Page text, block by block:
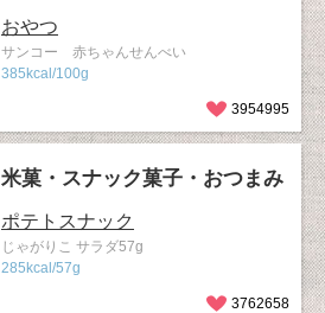
おやつ
サンコー 赤ちゃんせんべい
385kcal/100g
3954995
米菓・スナック菓子・おつまみ
ポテトスナック
じゃがりこ サラダ57g
285kcal/57g
3762658